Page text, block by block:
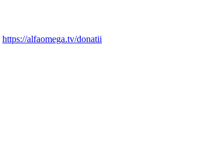
https://alfaomega.tv/donatii